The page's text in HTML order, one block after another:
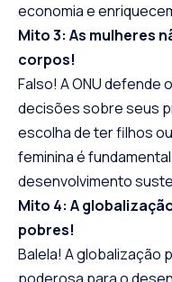
economia e
Mito 3: As mulheres
corpos!
Falso! A ONU defende
decisões sobre seus
escolha de ter filhos
feminina é
desenvolvimento
Mito 4: A
pobres!
Balela! A globalização